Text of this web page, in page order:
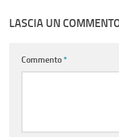
LASCIA UN
Commento*